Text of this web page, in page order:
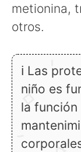
metionina,
otros.
ℹ Las
niño es
la